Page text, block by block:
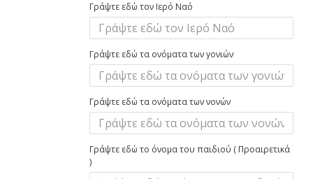
Γράψτε εδώ τον Ιερό Ναό
Γράψτε εδώ τα ονόματα των γονιών
Γράψτε εδώ τα ονόματα των νονών
Γράψτε εδώ το όνομα του παιδιού ( Προαιρετικά
)